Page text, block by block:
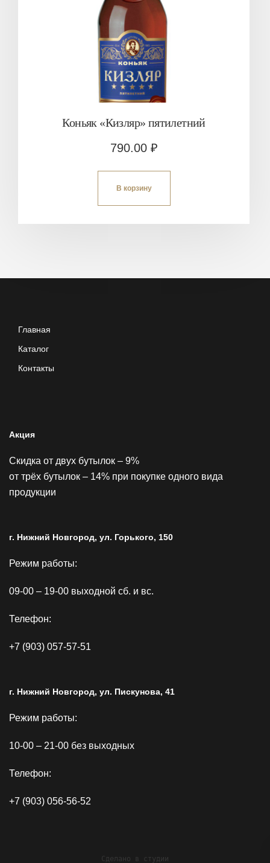
Коньяк «Кизляр» пятилетний
790.00 ₽
В корзину
Главная
Каталог
Контакты
Акция
Скидка от двух бутылок – 9%
от трёх бутылок – 14% при покупке одного вида
продукции
г. Нижний Новгород, ул. Горького, 150
Режим работы:
09-00 – 19-00 выходной сб. и вс.
Телефон:
+7 (903) 057-57-51
г. Нижний Новгород, ул. Пискунова, 41
Режим работы:
10-00 – 21-00 без выходных
Телефон:
+7 (903) 056-56-52
Сделано в студии